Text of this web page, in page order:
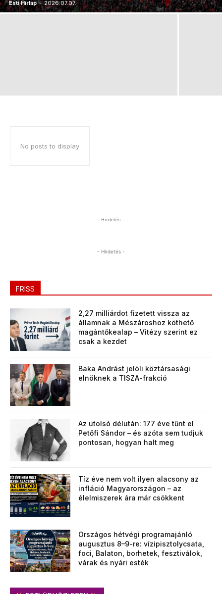
Esti Hírlap - 2026.07.07.
No posts to display
- Hirdetés -
- Hirdetés -
FRISS
2,27 milliárdot fizetett vissza az
államnak a Mészároshoz köthető
magántőkealap – Vitézy szerint ez
csak a kezdet
Baka Andrást jelöli köztársasági
elnöknek a TISZA-frakció
Az utolsó délután: 177 éve tűnt el
Petőfi Sándor – és azóta sem tudjuk
pontosan, hogyan halt meg
Tíz éve nem volt ilyen alacsony az
infláció Magyarországon – az
élelmiszerek ára már csökkent
Országos hétvégi programajánló
augusztus 8–9-re: vízipisztolycsata,
foci, Balaton, borhetek, fesztiválok,
várak és nyári esték